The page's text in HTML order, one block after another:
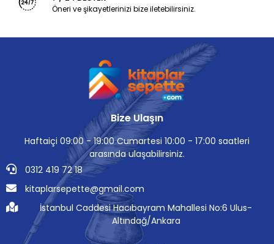
Öneri ve şikayetlerinizi bize iletebilirsiniz.
Bize Ulaşın
Haftaiçi 09:00 - 19:00 Cumartesi 10:00 - 17:00 saatleri
arasında ulaşabilirsiniz.
0312 419 72 18
kitaplarsepette@gmail.com
İstanbul Caddesi Hacıbayram Mahallesi No:6 Ulus-
Altındağ/Ankara